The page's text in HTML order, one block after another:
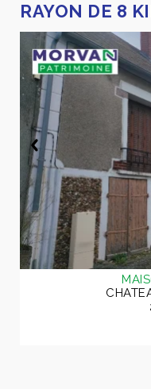
RAYON DE 8